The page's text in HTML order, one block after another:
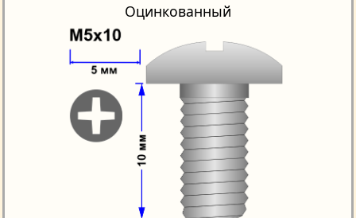
Оцинкованный